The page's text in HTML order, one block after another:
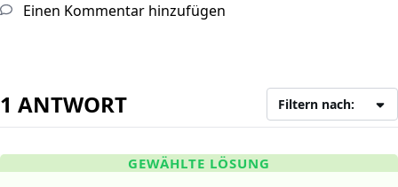
Einen Kommentar hinzufügen
1 ANTWORT Filtern nach:
GEWÄHLTE LÖSUNG